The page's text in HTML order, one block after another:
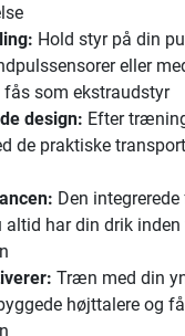
Hold styr på din
eller
som ekstraudstyr
design: Efter
de praktiske
Den
altid har din drik
Træn med din
højttalere og